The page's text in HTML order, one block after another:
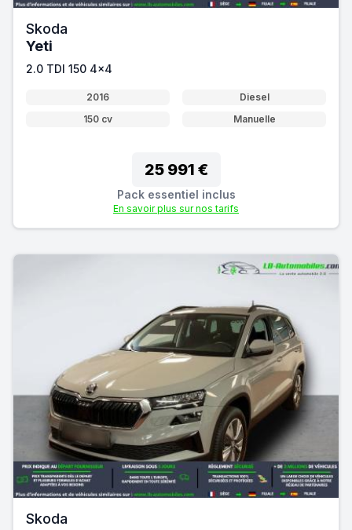
Skoda
Yeti
2.0 TDI 150 4x4
2016
Diesel
150 cv
Manuelle
25 991 €
Pack essentiel inclus
En savoir plus sur nos tarifs
Skoda